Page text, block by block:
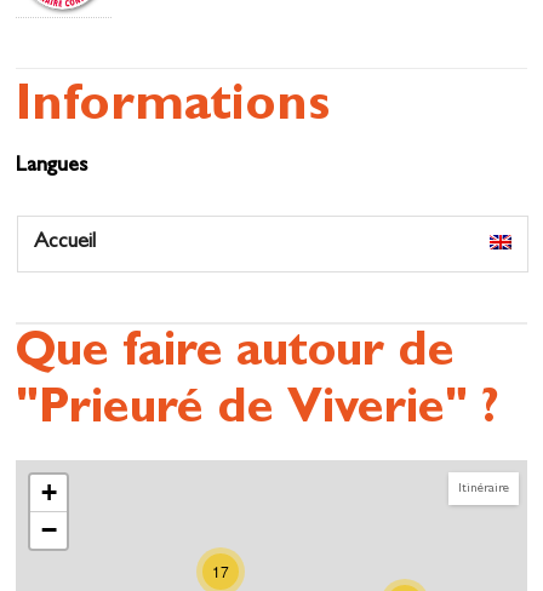
Informations
Langues
Accueil
Que faire autour de
"Prieuré de Viverie" ?
Itinéraire
17
+
−